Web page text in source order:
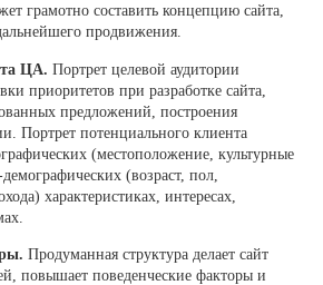
грамотно составить концепцию сайта,
продвижения.
ЦА. Портрет целевой аудитории
приоритетов при разработке сайта,
предложений, построения
Портрет потенциального клиента
(местоположение, культурные
(возраст, пол,
характеристиках, интересах,
Продуманная структура делает сайт
повышает поведенческие факторы и